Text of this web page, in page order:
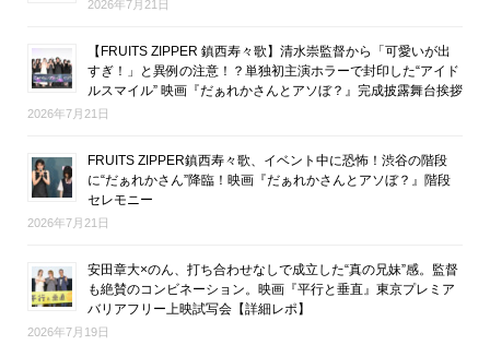
2026年7月21日
【FRUITS ZIPPER 鎮西寿々歌】清水崇監督から「可愛いが出
すぎ！」と異例の注意！？単独初主演ホラーで封印した“アイド
ルスマイル” 映画『だぁれかさんとアソぼ？』完成披露舞台挨拶
2026年7月21日
FRUITS ZIPPER鎮西寿々歌、イベント中に恐怖！渋谷の階段
に“だぁれかさん”降臨！映画『だぁれかさんとアソぼ？』階段
セレモニー
2026年7月21日
安田章大×のん、打ち合わせなしで成立した“真の兄妹”感。監督
も絶賛のコンビネーション。映画『平行と垂直』東京プレミア
バリアフリー上映試写会【詳細レポ】
2026年7月19日